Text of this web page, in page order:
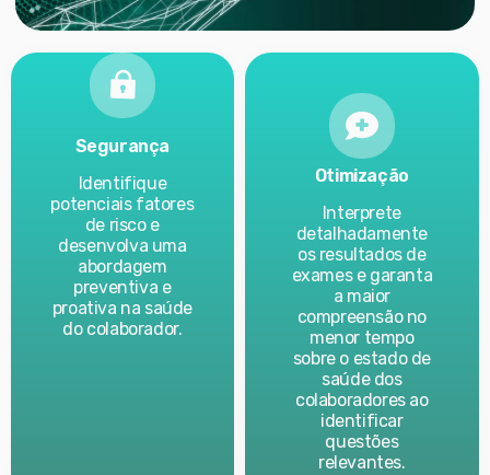
Segurança
Identifique
potenciais fatores
de risco e
desenvolva uma
abordagem
preventiva e
proativa na saúde
do colaborador.
Otimização
Interprete
detalhadamente
os resultados de
exames e garanta
a maior
compreensão no
menor tempo
sobre o estado de
saúde dos
colaboradores ao
identificar
questões
relevantes.